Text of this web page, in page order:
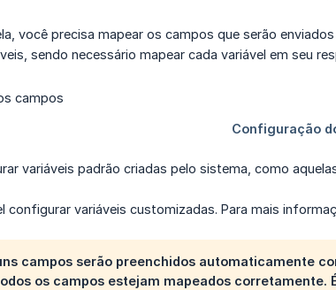
você precisa mapear os campos que serão
sendo necessário mapear cada variável em seu
variáveis padrão criadas pelo sistema, como
configurar variáveis customizadas. Para mais
campos serão preenchidos automaticamente
os campos estejam mapeados corretamente.